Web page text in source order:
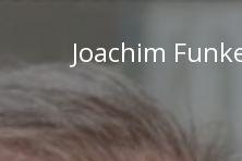
Joachim